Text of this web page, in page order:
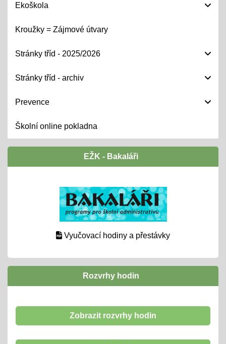
Ekoškola
Kroužky = Zájmové útvary
Stránky tříd - 2025/2026
Stránky tříd - archiv
Prevence
Školní online pokladna
EŽK - Bakaláři
Vyučovací hodiny a přestávky
Rozvrhy hodin
Zobrazit rozvrhy hodin